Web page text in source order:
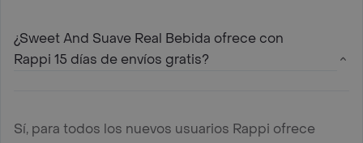
¿Sweet And Suave Real Bebida ofrece con
Rappi 15 días de envíos gratis?
Sí, para todos los nuevos usuarios Rappi ofrece